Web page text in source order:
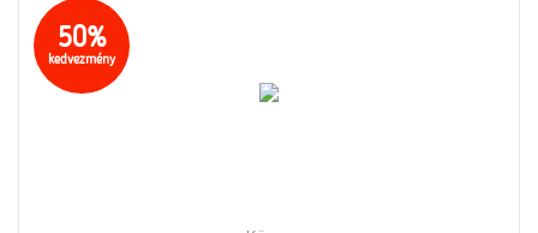
50%
kedvezmény